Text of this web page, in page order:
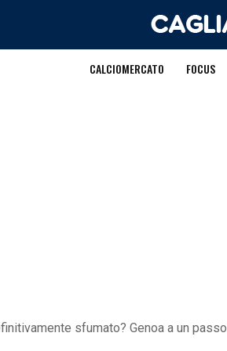
CALCIOMERCATO FOCUS
sfumato? Genoa a un passo